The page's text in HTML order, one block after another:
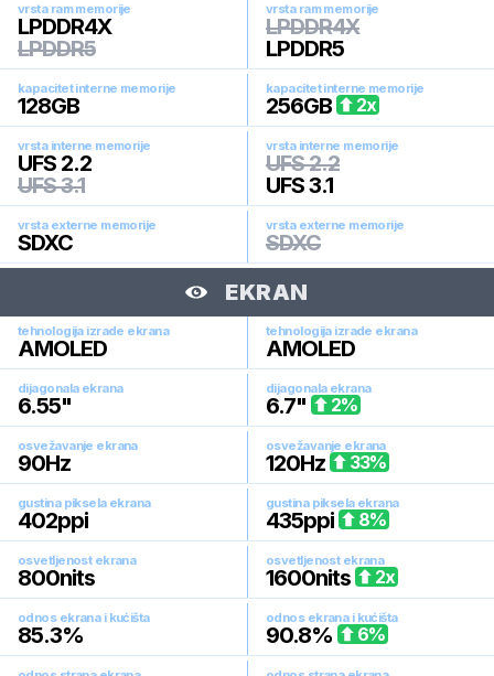
vrsta ram memorije
LPDDR4X
LPDDR5
vrsta ram memorije
LPDDR4X
LPDDR5
kapacitet interne memorije
128GB
kapacitet interne memorije
256GB 2x
vrsta interne memorije
UFS 2.2
UFS 3.1
vrsta interne memorije
UFS 2.2
UFS 3.1
vrsta externe memorije
SDXC
vrsta externe memorije
SDXC
EKRAN
tehnologija izrade ekrana
AMOLED
tehnologija izrade ekrana
AMOLED
dijagonala ekrana
6.55"
dijagonala ekrana
6.7" 2%
osvežavanje ekrana
90Hz
osvežavanje ekrana
120Hz 33%
gustina piksela ekrana
402ppi
gustina piksela ekrana
435ppi 8%
osvetljenost ekrana
800nits
osvetljenost ekrana
1600nits 2x
odnos ekrana i kućišta
85.3%
odnos ekrana i kućišta
90.8% 6%